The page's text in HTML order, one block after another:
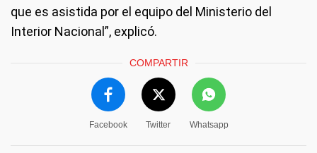
que es asistida por el equipo del Ministerio del
Interior Nacional”, explicó.
COMPARTIR
Facebook Twitter Whatsapp